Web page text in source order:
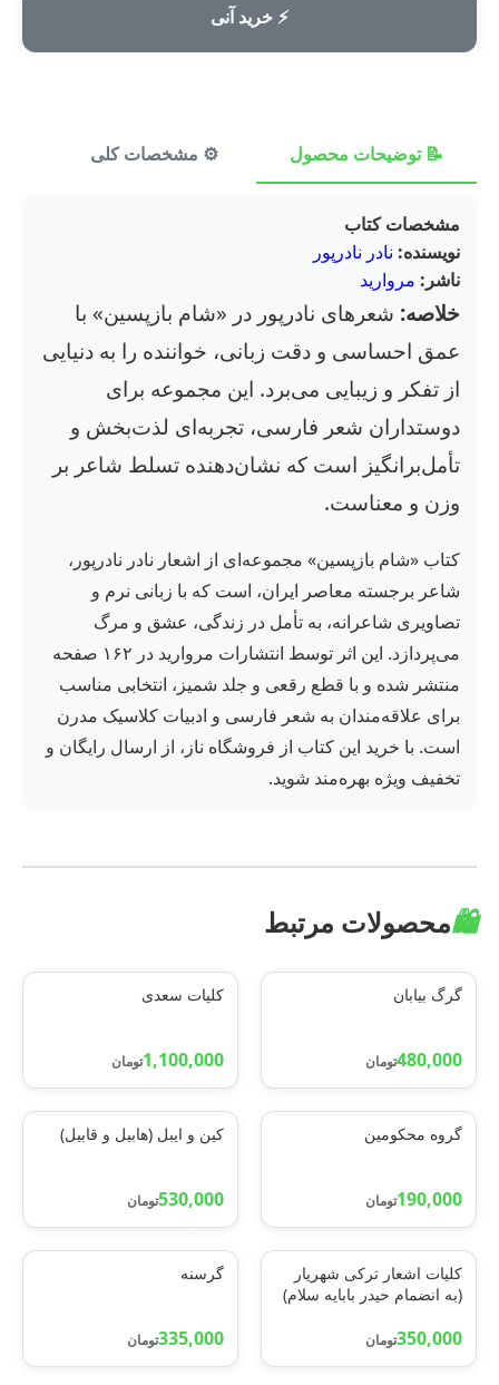
⚡ خرید آنی
📝 توضیحات محصول ⚙️ مشخصات کلی
مشخصات کتاب
نویسنده: نادر نادرپور
ناشر: مروارید
خلاصه: شعرهای نادرپور در «شام بازپسین» با
عمق احساسی و دقت زبانی، خواننده را به دنیایی
از تفکر و زیبایی می‌برد. این مجموعه برای
دوستداران شعر فارسی، تجربه‌ای لذت‌بخش و
تأمل‌برانگیز است که نشان‌دهنده تسلط شاعر بر
وزن و معناست.
کتاب «شام بازپسین» مجموعه‌ای از اشعار نادر نادرپور،
شاعر برجسته معاصر ایران، است که با زبانی نرم و
تصاویری شاعرانه، به تأمل در زندگی، عشق و مرگ
می‌پردازد. این اثر توسط انتشارات مروارید در ۱۶۲ صفحه
منتشر شده و با قطع رقعی و جلد شمیز، انتخابی مناسب
برای علاقه‌مندان به شعر فارسی و ادبیات کلاسیک مدرن
است. با خرید این کتاب از فروشگاه ناز، از ارسال رایگان و
تخفیف ویژه بهره‌مند شوید.
🛍️محصولات مرتبط
گرگ بیابان
480,000تومان
کلیات سعدی
1,100,000تومان
گروه محکومین
190,000تومان
کین و ایبل (هابیل و قابیل)
530,000تومان
کلیات اشعار ترکی شهریار
(به انضمام حیدر بابایه سلام)
350,000تومان
گرسنه
335,000تومان